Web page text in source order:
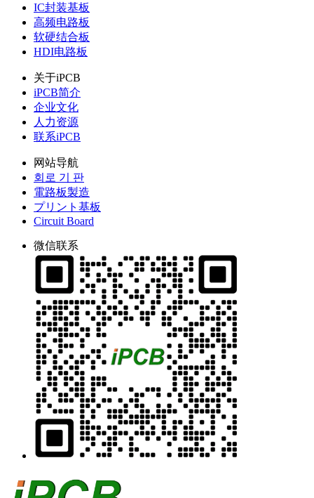
IC封装基板
高频电路板
软硬结合板
HDI电路板
关于iPCB
iPCB简介
企业文化
人力资源
联系iPCB
网站导航
회로 기 판
電路板製造
プリント基板
Circuit Board
微信联系